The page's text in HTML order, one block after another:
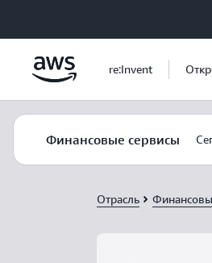
re:Invent
Финансовые сервисы
Отрасль